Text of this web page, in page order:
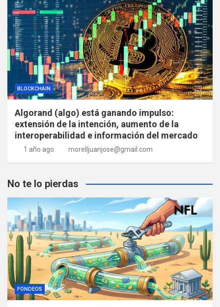
BLOCKCHAIN
Algorand (algo) está ganando impulso:
extensión de la intención, aumento de la
interoperabilidad e información del mercado
1 año ago morelljuanjose@gmail.com
No te lo pierdas
FONDEOS